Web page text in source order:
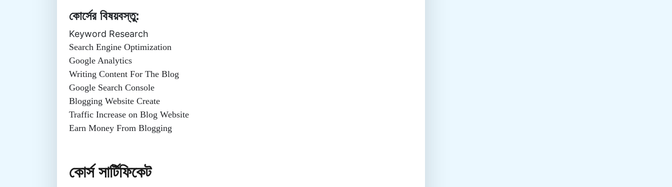
কোর্সের বিষয়বস্তু:
Keyword Research
Search Engine Optimization
Google Analytics
Writing Content For The Blog
Google Search Console
Blogging Website Create
Traffic Increase on Blog Website
Earn Money From Blogging
কোর্স সার্টিফিকেট